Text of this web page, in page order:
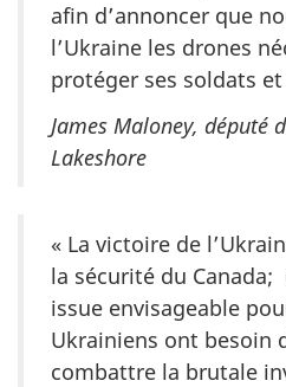
afin d’annoncer que
l’Ukraine les drones
protéger ses soldats
James Maloney, député
Lakeshore
« La victoire de
la sécurité du Canada;
issue envisageable
Ukrainiens ont besoin
combattre la brutale